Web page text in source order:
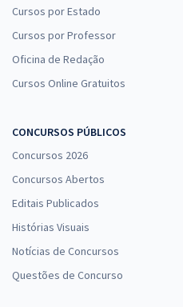
Cursos por Estado
Cursos por Professor
Oficina de Redação
Cursos Online Gratuitos
CONCURSOS PÚBLICOS
Concursos 2026
Concursos Abertos
Editais Publicados
Histórias Visuais
Notícias de Concursos
Questões de Concurso